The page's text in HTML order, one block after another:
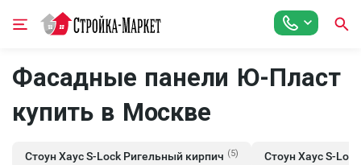
Фасадные панели Ю-Пласт
купить в Москве
Стоун Хаус S-Lock Ригельный кирпич (5) Стоун Хаус S-